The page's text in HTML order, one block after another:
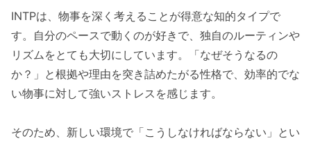
INTPは、物事を深く考えることが得意な知的タイプで
す。自分のペースで動くのが好きで、独自のルーティンや
リズムをとても大切にしています。「なぜそうなるの
か？」と根拠や理由を突き詰めたがる性格で、効率的でな
い物事に対して強いストレスを感じます。
そのため、新しい環境で「こうしなければならない」とい